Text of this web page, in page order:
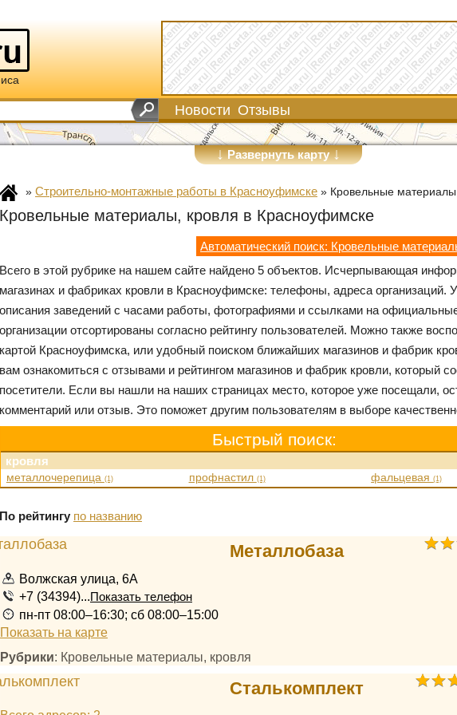
Новости Отзывы
↓Развернуть карту↓
» Строительно-монтажные работы в Красноуфимске » Кровельные
Кровельные материалы, кровля в Красноуфимске
Автоматический поиск: Кровельные
Всего в этой рубрике на нашем сайте найдено 5 объектов. Исчерпывающая
магазинах и фабриках кровли в Красноуфимске: телефоны, адреса организаций.
описания заведений с часами работы, фотографиями и ссылками на
организации отсортированы согласно рейтингу пользователей. Можно также
картой Красноуфимска, или удобный поиском ближайших магазинов и фабрик
вам ознакомиться с отзывами и рейтингом магазинов и фабрик кровли, который
посетители. Если вы нашли на наших страницах место, которое уже посещали,
комментарий или отзыв. Это поможет другим пользователям в выборе
Быстрый поиск:
кровля
металлочерепица (1) профнастил (1) фальцевая(1)
По рейтингу по названию
Металлобаза
Волжская улица, 6А
+7 (34394)...Показать телефон
пн-пт 08:00–16:30; сб 08:00–15:00
Показать на карте
Рубрики: Кровельные материалы, кровля
Сталькомплект